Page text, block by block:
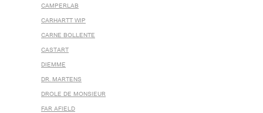
CAMPERLAB
CARHARTT WIP
CARNE BOLLENTE
CASTART
DIEMME
DR. MARTENS
DROLE DE MONSIEUR
FAR AFIELD